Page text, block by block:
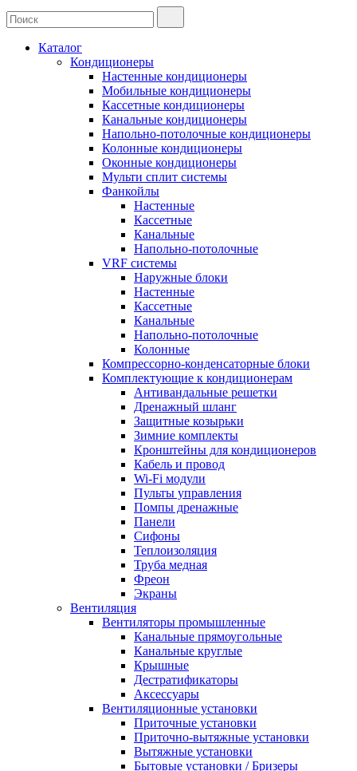
Каталог
Кондиционеры
Настенные кондиционеры
Мобильные кондиционеры
Кассетные кондиционеры
Канальные кондиционеры
Напольно-потолочные кондиционеры
Колонные кондиционеры
Оконные кондиционеры
Мульти сплит системы
Фанкойлы
Настенные
Кассетные
Канальные
Напольно-потолочные
VRF системы
Наружные блоки
Настенные
Кассетные
Канальные
Напольно-потолочные
Колонные
Компрессорно-конденсаторные блоки
Комплектующие к кондиционерам
Антивандальные решетки
Дренажный шланг
Защитные козырьки
Зимние комплекты
Кронштейны для кондиционеров
Кабель и провод
Wi-Fi модули
Пульты управления
Помпы дренажные
Панели
Сифоны
Теплоизоляция
Труба медная
Фреон
Экраны
Вентиляция
Вентиляторы промышленные
Канальные прямоугольные
Канальные круглые
Крышные
Дестратификаторы
Аксессуары
Вентиляционные установки
Приточные установки
Приточно-вытяжные установки
Вытяжные установки
Бытовые установки / Бризеры